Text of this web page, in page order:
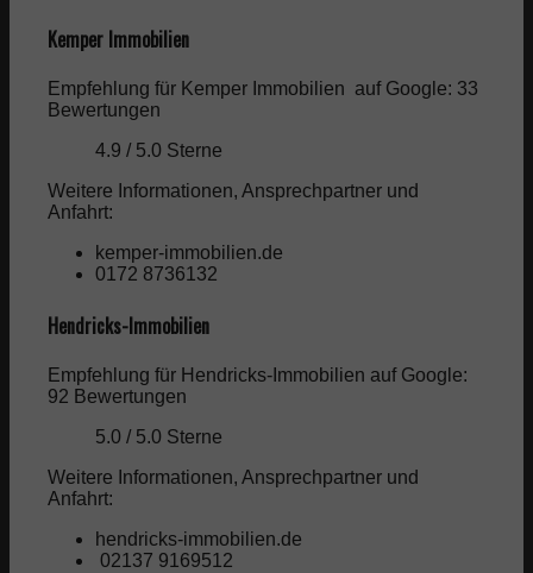
Kemper Immobilien
Empfehlung für Kemper Immobilien auf Google: 33
Bewertungen
4.9 / 5.0 Sterne
Weitere Informationen, Ansprechpartner und
Anfahrt:
kemper-immobilien.de
0172 8736132
Hendricks-Immobilien
Empfehlung für Hendricks-Immobilien auf Google:
92 Bewertungen
5.0 / 5.0 Sterne
Weitere Informationen, Ansprechpartner und
Anfahrt:
hendricks-immobilien.de
02137 9169512